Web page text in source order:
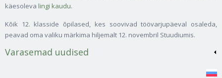
käesoleva lingi kaudu.
Kõik 12. klasside õpilased, kes soovivad töövarjupäeval osaleda,
peavad oma valiku märkima hiljemalt 12. novembril Stuudiumis.
Varasemad uudised